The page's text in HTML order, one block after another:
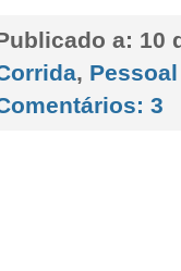
a: 10
, Pessoal
3